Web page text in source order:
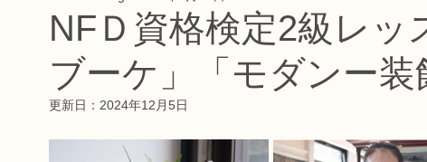
NFD講師研究科コース NFDフラワーデザイナー資格検定1級コース
NFDフラワーデザイナー資格検定3級コース フラワー装飾技能検定1級レッ
フラワー装飾技能検定3級 趣味で楽しむフラワーレッスン アーティ
NFＤ資格検定2級レッ
ブーケ」「モダンー装
更新日： 2024年12月5日